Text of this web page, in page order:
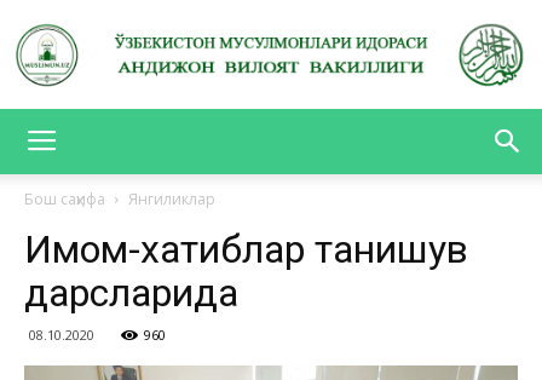
ВИЛОЯТ
ВАКИЛЛИГИ
Бош саҳифа Янгиликлар
Имом-хатиблар танишув
дарсларида
08.10.2020 960